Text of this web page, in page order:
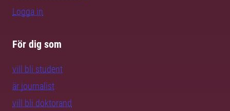
Logga in
För dig som
vill bli student
är journalist
vill bli doktorand